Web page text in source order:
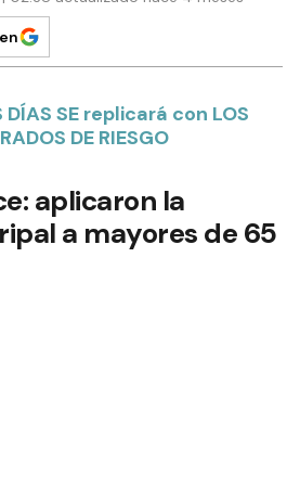
DÍAS SE replicará con LOS
DE RIESGO
aplicaron la
a mayores de 65